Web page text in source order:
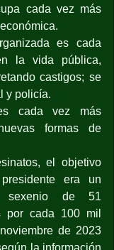
cada vez más
es cada
la vida pública,
castigos; se
y policía.
cada vez más
formas de
el objetivo
era un
sexenio de 51
por cada 100 mil
de 2023
la información